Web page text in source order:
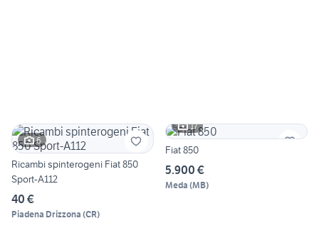
6
Ricambi spinterogeni Fiat 850
Sport-A112
40 €
Piadena Drizzona (CR)
17
Fiat 850
5.900 €
Meda (MB)